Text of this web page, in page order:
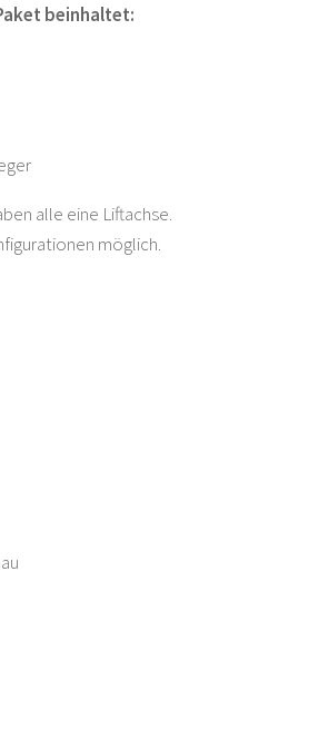
beinhaltet:
alle eine Liftachse.
möglich.